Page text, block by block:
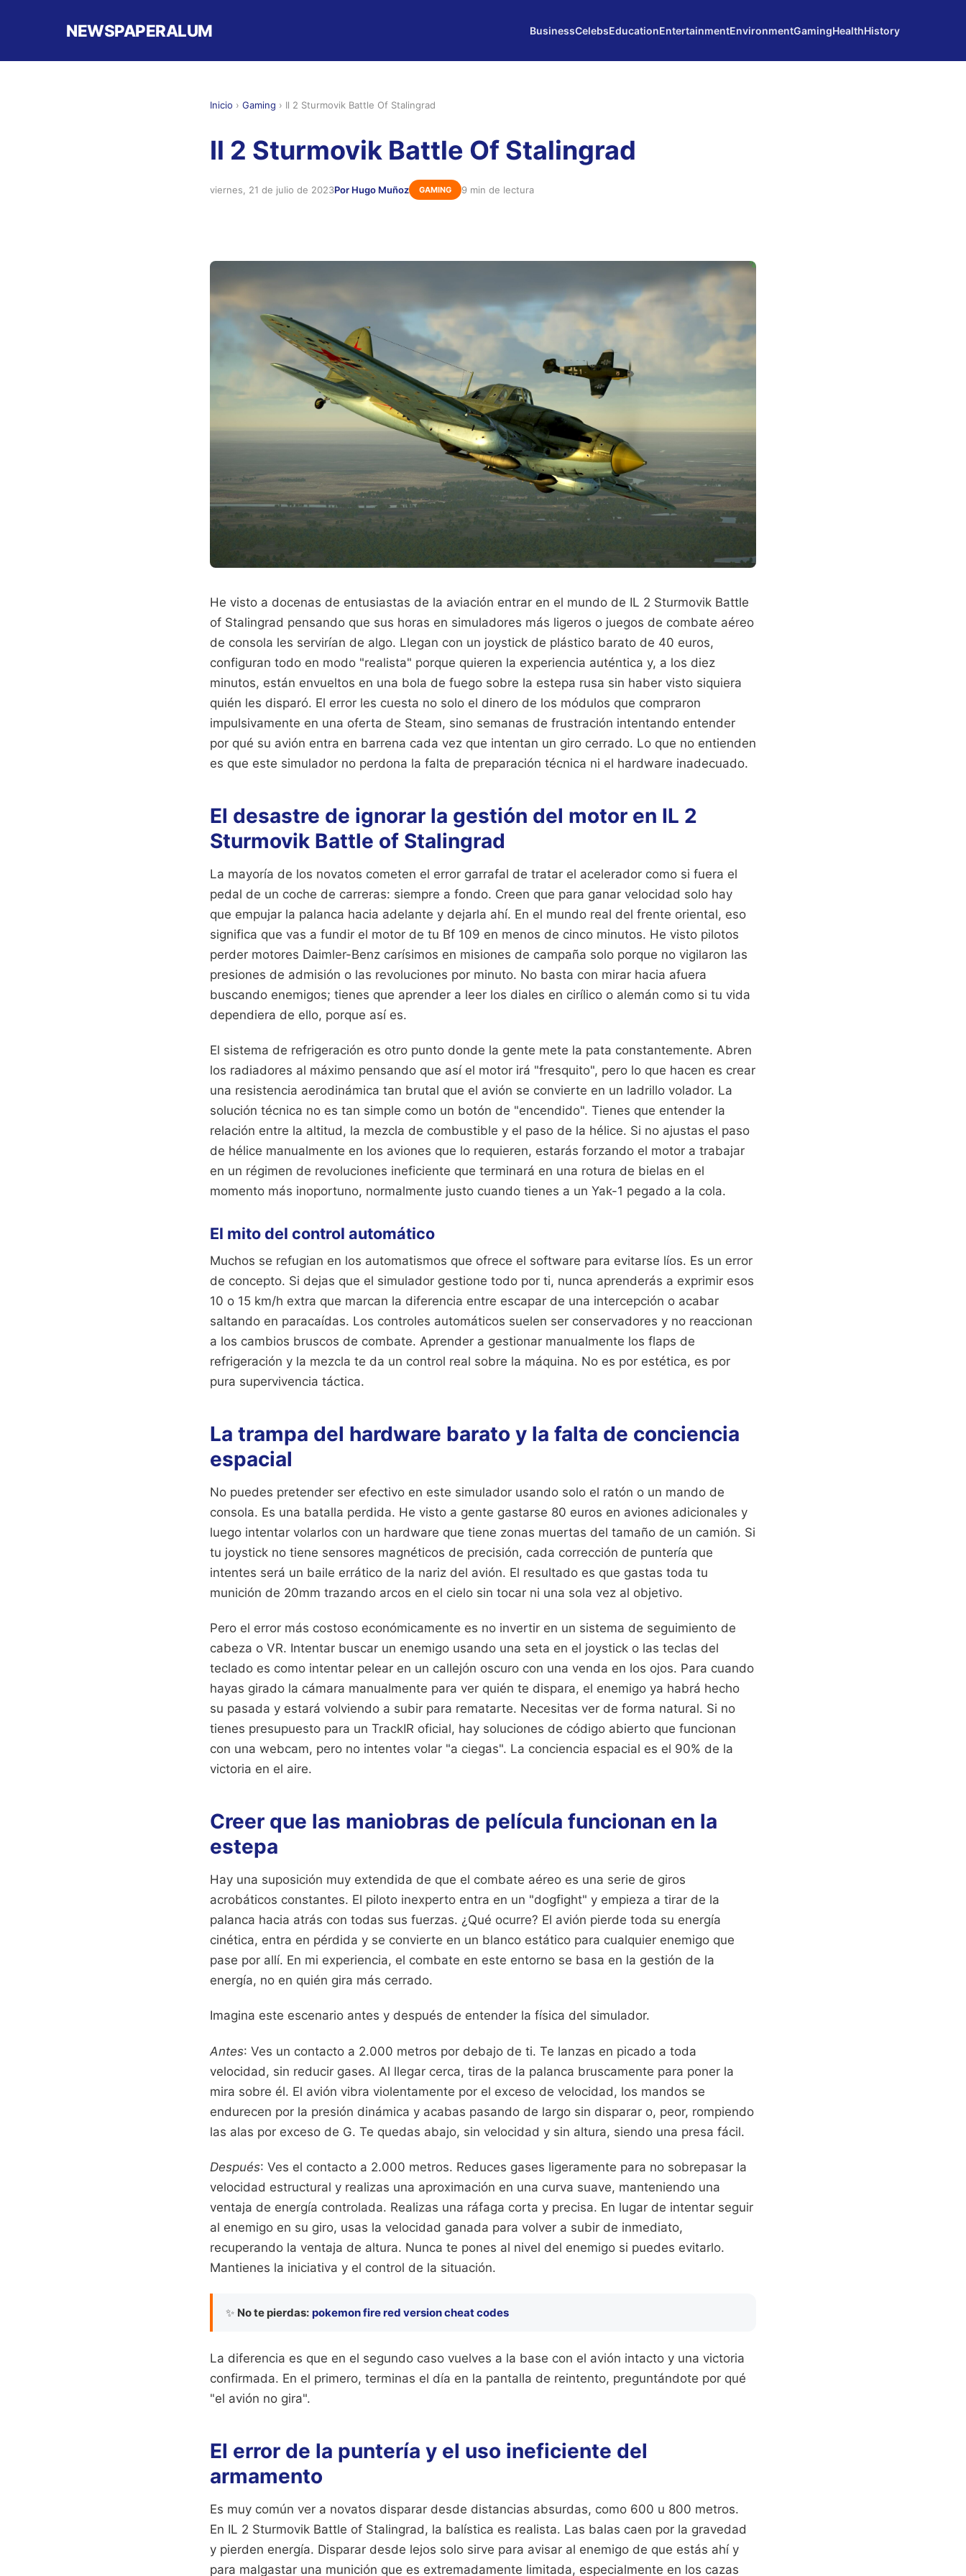
NEWSPAPERALUM BusinessCelebsEducationEntertainmentEnvironmentGamingHealthHistory
Inicio › Gaming › Il 2 Sturmovik Battle Of Stalingrad
Il 2 Sturmovik Battle Of Stalingrad
viernes, 21 de julio de 2023Por Hugo Muñoz GAMING 9 min de lectura
He visto a docenas de entusiastas de la aviación entrar en el mundo de IL 2 Sturmovik Battle
of Stalingrad pensando que sus horas en simuladores más ligeros o juegos de combate aéreo
de consola les servirían de algo. Llegan con un joystick de plástico barato de 40 euros,
configuran todo en modo "realista" porque quieren la experiencia auténtica y, a los diez
minutos, están envueltos en una bola de fuego sobre la estepa rusa sin haber visto siquiera
quién les disparó. El error les cuesta no solo el dinero de los módulos que compraron
impulsivamente en una oferta de Steam, sino semanas de frustración intentando entender
por qué su avión entra en barrena cada vez que intentan un giro cerrado. Lo que no entienden
es que este simulador no perdona la falta de preparación técnica ni el hardware inadecuado.
El desastre de ignorar la gestión del motor en IL 2
Sturmovik Battle of Stalingrad
La mayoría de los novatos cometen el error garrafal de tratar el acelerador como si fuera el
pedal de un coche de carreras: siempre a fondo. Creen que para ganar velocidad solo hay
que empujar la palanca hacia adelante y dejarla ahí. En el mundo real del frente oriental, eso
significa que vas a fundir el motor de tu Bf 109 en menos de cinco minutos. He visto pilotos
perder motores Daimler-Benz carísimos en misiones de campaña solo porque no vigilaron las
presiones de admisión o las revoluciones por minuto. No basta con mirar hacia afuera
buscando enemigos; tienes que aprender a leer los diales en cirílico o alemán como si tu vida
dependiera de ello, porque así es.
El sistema de refrigeración es otro punto donde la gente mete la pata constantemente. Abren
los radiadores al máximo pensando que así el motor irá "fresquito", pero lo que hacen es crear
una resistencia aerodinámica tan brutal que el avión se convierte en un ladrillo volador. La
solución técnica no es tan simple como un botón de "encendido". Tienes que entender la
relación entre la altitud, la mezcla de combustible y el paso de la hélice. Si no ajustas el paso
de hélice manualmente en los aviones que lo requieren, estarás forzando el motor a trabajar
en un régimen de revoluciones ineficiente que terminará en una rotura de bielas en el
momento más inoportuno, normalmente justo cuando tienes a un Yak-1 pegado a la cola.
El mito del control automático
Muchos se refugian en los automatismos que ofrece el software para evitarse líos. Es un error
de concepto. Si dejas que el simulador gestione todo por ti, nunca aprenderás a exprimir esos
10 o 15 km/h extra que marcan la diferencia entre escapar de una intercepción o acabar
saltando en paracaídas. Los controles automáticos suelen ser conservadores y no reaccionan
a los cambios bruscos de combate. Aprender a gestionar manualmente los flaps de
refrigeración y la mezcla te da un control real sobre la máquina. No es por estética, es por
pura supervivencia táctica.
La trampa del hardware barato y la falta de conciencia
espacial
No puedes pretender ser efectivo en este simulador usando solo el ratón o un mando de
consola. Es una batalla perdida. He visto a gente gastarse 80 euros en aviones adicionales y
luego intentar volarlos con un hardware que tiene zonas muertas del tamaño de un camión. Si
tu joystick no tiene sensores magnéticos de precisión, cada corrección de puntería que
intentes será un baile errático de la nariz del avión. El resultado es que gastas toda tu
munición de 20mm trazando arcos en el cielo sin tocar ni una sola vez al objetivo.
Pero el error más costoso económicamente es no invertir en un sistema de seguimiento de
cabeza o VR. Intentar buscar un enemigo usando una seta en el joystick o las teclas del
teclado es como intentar pelear en un callejón oscuro con una venda en los ojos. Para cuando
hayas girado la cámara manualmente para ver quién te dispara, el enemigo ya habrá hecho
su pasada y estará volviendo a subir para rematarte. Necesitas ver de forma natural. Si no
tienes presupuesto para un TrackIR oficial, hay soluciones de código abierto que funcionan
con una webcam, pero no intentes volar "a ciegas". La conciencia espacial es el 90% de la
victoria en el aire.
Creer que las maniobras de película funcionan en la
estepa
Hay una suposición muy extendida de que el combate aéreo es una serie de giros
acrobáticos constantes. El piloto inexperto entra en un "dogfight" y empieza a tirar de la
palanca hacia atrás con todas sus fuerzas. ¿Qué ocurre? El avión pierde toda su energía
cinética, entra en pérdida y se convierte en un blanco estático para cualquier enemigo que
pase por allí. En mi experiencia, el combate en este entorno se basa en la gestión de la
energía, no en quién gira más cerrado.
Imagina este escenario antes y después de entender la física del simulador.
Antes: Ves un contacto a 2.000 metros por debajo de ti. Te lanzas en picado a toda
velocidad, sin reducir gases. Al llegar cerca, tiras de la palanca bruscamente para poner la
mira sobre él. El avión vibra violentamente por el exceso de velocidad, los mandos se
endurecen por la presión dinámica y acabas pasando de largo sin disparar o, peor, rompiendo
las alas por exceso de G. Te quedas abajo, sin velocidad y sin altura, siendo una presa fácil.
Después: Ves el contacto a 2.000 metros. Reduces gases ligeramente para no sobrepasar la
velocidad estructural y realizas una aproximación en una curva suave, manteniendo una
ventaja de energía controlada. Realizas una ráfaga corta y precisa. En lugar de intentar seguir
al enemigo en su giro, usas la velocidad ganada para volver a subir de inmediato,
recuperando la ventaja de altura. Nunca te pones al nivel del enemigo si puedes evitarlo.
Mantienes la iniciativa y el control de la situación.
✨ No te pierdas: pokemon fire red version cheat codes
La diferencia es que en el segundo caso vuelves a la base con el avión intacto y una victoria
confirmada. En el primero, terminas el día en la pantalla de reintento, preguntándote por qué
"el avión no gira".
El error de la puntería y el uso ineficiente del
armamento
Es muy común ver a novatos disparar desde distancias absurdas, como 600 u 800 metros.
En IL 2 Sturmovik Battle of Stalingrad, la balística es realista. Las balas caen por la gravedad
y pierden energía. Disparar desde lejos solo sirve para avisar al enemigo de que estás ahí y
para malgastar una munición que es extremadamente limitada, especialmente en los cazas